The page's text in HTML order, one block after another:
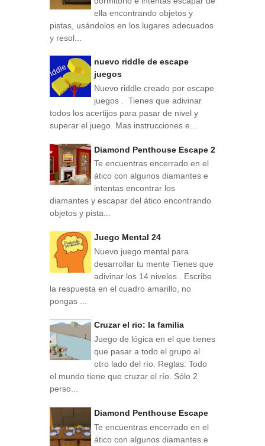
ella encontrando objetos y
pistas, usándolos en los lugares adecuados
y resol...
nuevo riddle de escape
juegos
Nuevo riddle creado por escape
juegos . Tienes que adivinar
todos los acertijos para pasar de nivel y
superar el juego. Mas instrucciones e...
Diamond Penthouse Escape 2
Te encuentras encerrado en el
ático con algunos diamantes e
intentas encontrar los
diamantes y escapar del ático encontrando
objetos y pista...
Juego Mental 24
Nuevo juego mental para
desarrollar tu mente Tienes que
adivinar los 14 niveles . Escribe
la respuesta en el cuadro amarillo, no
pongas ...
Cruzar el rio: la familia
Juego de lógica en el que tienes
que pasar a todo el grupo al
otro lado del río. Reglas: Todo
el mundo tiene que cruzar el río. Sólo 2
perso...
Diamond Penthouse Escape
Te encuentras encerrado en el
ático con algunos diamantes e